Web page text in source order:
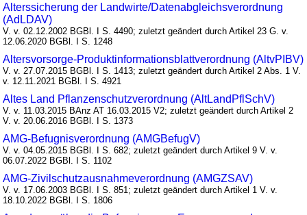
Alterssicherung der Landwirte/Datenabgleichsverordnung
(AdLDAV)
V. v. 02.12.2002 BGBl. I S. 4490; zuletzt geändert durch Artikel 23 G. v.
12.06.2020 BGBl. I S. 1248
Altersvorsorge-Produktinformationsblattverordnung (AltvPIBV)
V. v. 27.07.2015 BGBl. I S. 1413; zuletzt geändert durch Artikel 2 Abs. 1 V.
v. 12.11.2021 BGBl. I S. 4921
Altes Land Pflanzenschutzverordnung (AltLandPflSchV)
V. v. 11.03.2015 BAnz AT 16.03.2015 V2; zuletzt geändert durch Artikel 2
V. v. 20.06.2016 BGBl. I S. 1373
AMG-Befugnisverordnung (AMGBefugV)
V. v. 04.05.2015 BGBl. I S. 682; zuletzt geändert durch Artikel 9 V. v.
06.07.2022 BGBl. I S. 1102
AMG-Zivilschutzausnahmeverordnung (AMGZSAV)
V. v. 17.06.2003 BGBl. I S. 851; zuletzt geändert durch Artikel 1 V. v.
18.10.2022 BGBl. I S. 1806